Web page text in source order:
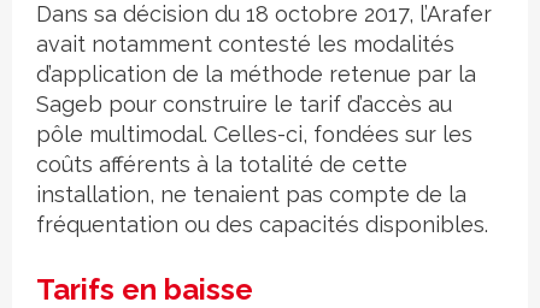
Dans sa décision du 18 octobre 2017, l’Arafer
avait notamment contesté les modalités
d’application de la méthode retenue par la
Sageb pour construire le tarif d’accès au
pôle multimodal. Celles-ci, fondées sur les
coûts afférents à la totalité de cette
installation, ne tenaient pas compte de la
fréquentation ou des capacités disponibles.
Tarifs en baisse